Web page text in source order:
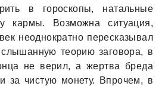
в гороскопы, натальные
кармы. Возможна ситуация,
неоднократно пересказывал
слышанную теорию заговора, в
не верил, а жертва бреда
за чистую монету. Впрочем, в